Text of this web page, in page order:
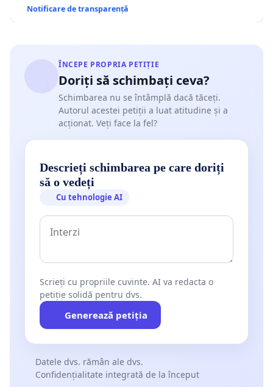
Notificare de transparență
ÎNCEPE PROPRIA PETIȚIE
Doriți să schimbați ceva?
Schimbarea nu se întâmplă dacă tăceți.
Autorul acestei petiții a luat atitudine și a
acționat. Veți face la fel?
Descrieți schimbarea pe care doriți
să o vedeți
Cu tehnologie AI
Scrieți cu propriile cuvinte. AI va redacta o
petiție solidă pentru dvs.
Generează petiția
Datele dvs. rămân ale dvs.
Confidențialitate integrată de la început